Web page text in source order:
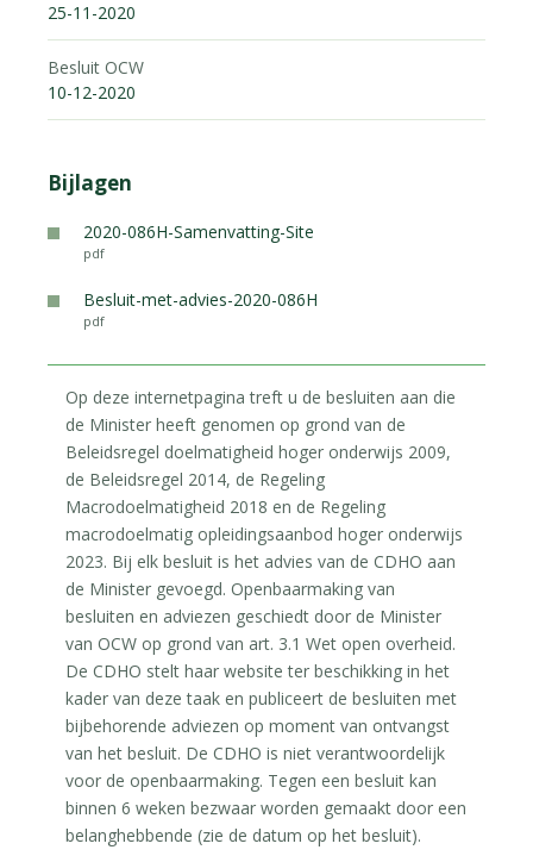
25-11-2020
Besluit OCW
10-12-2020
Bijlagen
2020-086H-Samenvatting-Site
pdf
Besluit-met-advies-2020-086H
pdf
Op deze internetpagina treft u de besluiten aan die
de Minister heeft genomen op grond van de
Beleidsregel doelmatigheid hoger onderwijs 2009,
de Beleidsregel 2014, de Regeling
Macrodoelmatigheid 2018 en de Regeling
macrodoelmatig opleidingsaanbod hoger onderwijs
2023. Bij elk besluit is het advies van de CDHO aan
de Minister gevoegd. Openbaarmaking van
besluiten en adviezen geschiedt door de Minister
van OCW op grond van art. 3.1 Wet open overheid.
De CDHO stelt haar website ter beschikking in het
kader van deze taak en publiceert de besluiten met
bijbehorende adviezen op moment van ontvangst
van het besluit. De CDHO is niet verantwoordelijk
voor de openbaarmaking. Tegen een besluit kan
binnen 6 weken bezwaar worden gemaakt door een
belanghebbende (zie de datum op het besluit).